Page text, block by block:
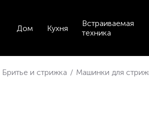
Дом Кухня
Встраиваемая
техника
Бритье и стрижка / Машинки для